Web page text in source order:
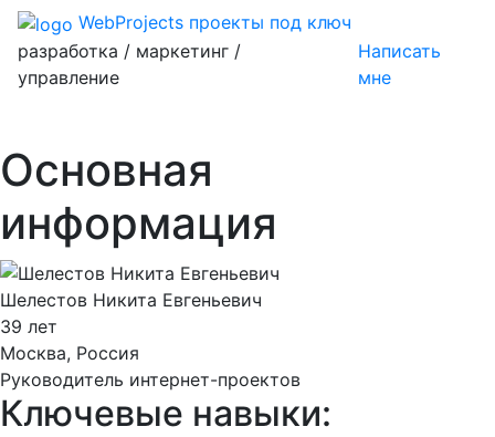
WebProjects проекты под ключ
разработка / маркетинг /
управление
Написать
мне
Основная
информация
Шелестов Никита Евгеньевич
39 лет
Москва, Россия
Руководитель интернет-проектов
Ключевые навыки: